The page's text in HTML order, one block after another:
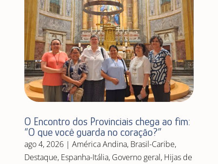
O Encontro dos Provinciais chega ao fim:
“O que você guarda no coração?”
ago 4, 2026| América Andina, Brasil-Caribe,
Destaque, Espanha-Itália, Governo geral, Hijas de